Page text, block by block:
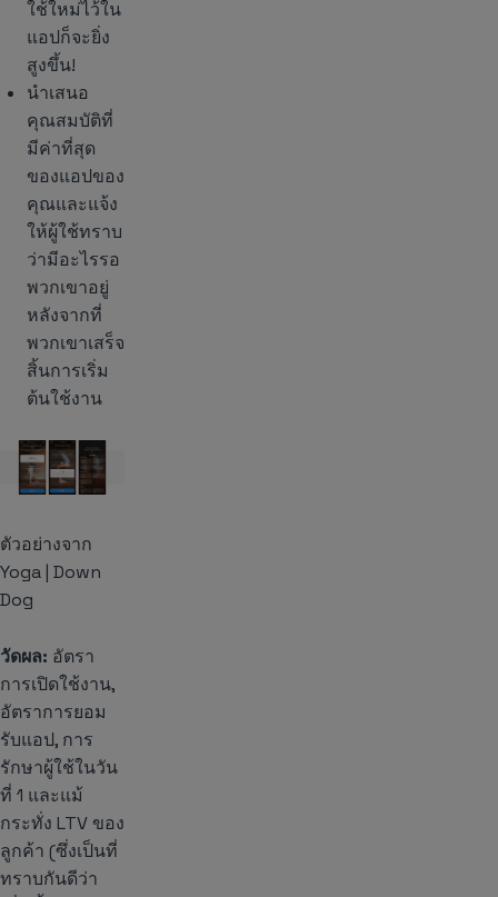
ใช้ใหม่ไว้ใน
แอปก็จะยิ่ง
สูงขึ้น!
นำเสนอ
คุณสมบัติที่
มีค่าที่สุด
ของแอปของ
คุณและแจ้ง
ให้ผู้ใช้ทราบ
ว่ามีอะไรรอ
พวกเขาอยู่
หลังจากที่
พวกเขาเสร็จ
สิ้นการเริ่ม
ต้นใช้งาน
ตัวอย่างจาก
Yoga | Down
Dog
วัดผล: อัตรา
การเปิดใช้งาน,
อัตราการยอม
รับแอป, การ
รักษาผู้ใช้ในวัน
ที่ 1 และแม้
กระทั่ง LTV ของ
ลูกค้า (ซึ่งเป็นที่
ทราบกันดีว่า